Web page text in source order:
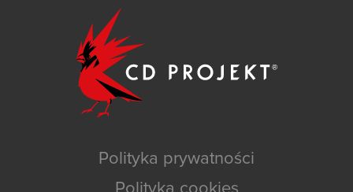
Polityka prywatności
Polityka cookies